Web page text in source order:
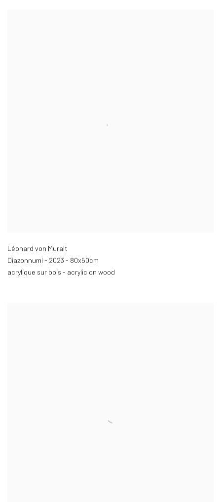
Léonard von Muralt
Diazonnumi - 2023 - 80x50cm
acrylique sur bois - acrylic on wood